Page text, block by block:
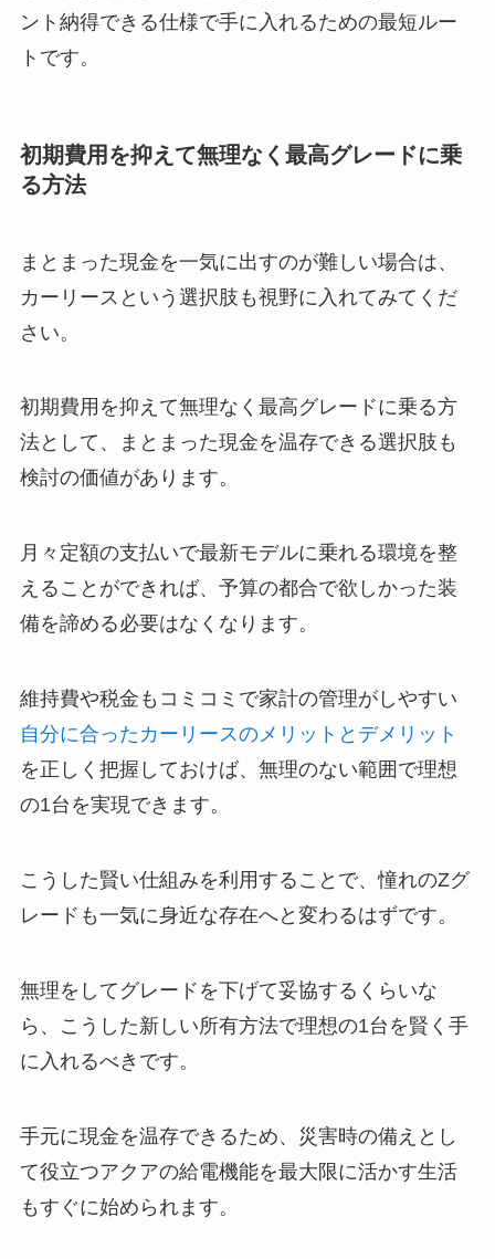
ント納得できる仕様で手に入れるための最短ルー
トです。
初期費用を抑えて無理なく最高グレードに乗
る方法
まとまった現金を一気に出すのが難しい場合は、
カーリースという選択肢も視野に入れてみてくだ
さい。
初期費用を抑えて無理なく最高グレードに乗る方
法として、まとまった現金を温存できる選択肢も
検討の価値があります。
月々定額の支払いで最新モデルに乗れる環境を整
えることができれば、予算の都合で欲しかった装
備を諦める必要はなくなります。
維持費や税金もコミコミで家計の管理がしやすい
自分に合ったカーリースのメリットとデメリット
を正しく把握しておけば、無理のない範囲で理想
の1台を実現できます。
こうした賢い仕組みを利用することで、憧れのZグ
レードも一気に身近な存在へと変わるはずです。
無理をしてグレードを下げて妥協するくらいな
ら、こうした新しい所有方法で理想の1台を賢く手
に入れるべきです。
手元に現金を温存できるため、災害時の備えとし
て役立つアクアの給電機能を最大限に活かす生活
もすぐに始められます。